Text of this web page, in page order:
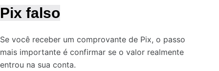
Pix falso
Se você receber um comprovante de Pix, o passo
mais importante é confirmar se o valor realmente
entrou na sua conta.